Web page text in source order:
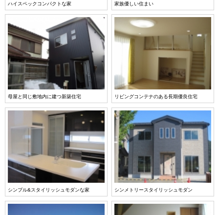
ハイスペックコンパクトな家 家族優しい住まい
母屋と同じ敷地内に建つ新築住宅 リビングコンテナのある長期優良住宅
シンプル&スタイリッシュモダンな家 シンメトリースタイリッシュモダン